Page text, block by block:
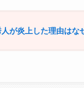
が炎上した理由はな